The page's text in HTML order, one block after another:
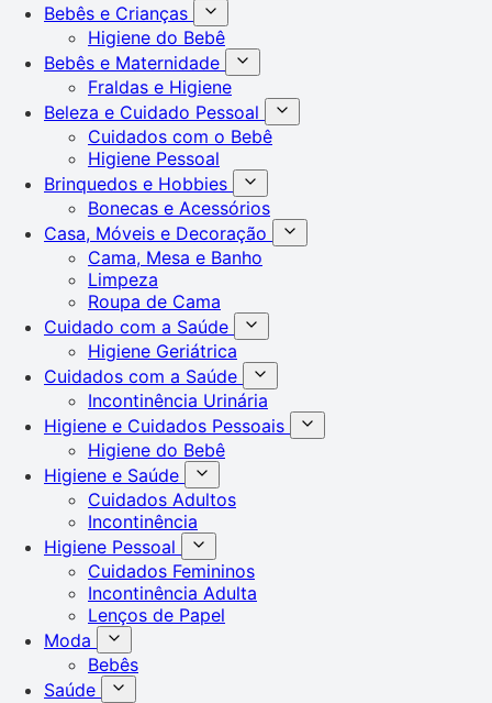
Bebês e Crianças
Higiene do Bebê
Bebês e Maternidade
Fraldas e Higiene
Beleza e Cuidado Pessoal
Cuidados com o Bebê
Higiene Pessoal
Brinquedos e Hobbies
Bonecas e Acessórios
Casa, Móveis e Decoração
Cama, Mesa e Banho
Limpeza
Roupa de Cama
Cuidado com a Saúde
Higiene Geriátrica
Cuidados com a Saúde
Incontinência Urinária
Higiene e Cuidados Pessoais
Higiene do Bebê
Higiene e Saúde
Cuidados Adultos
Incontinência
Higiene Pessoal
Cuidados Femininos
Incontinência Adulta
Lenços de Papel
Moda
Bebês
Saúde